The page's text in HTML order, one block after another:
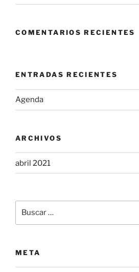
COMENTARIOS RECIENTES
ENTRADAS RECIENTES
Agenda
ARCHIVOS
abril 2021
por:
META